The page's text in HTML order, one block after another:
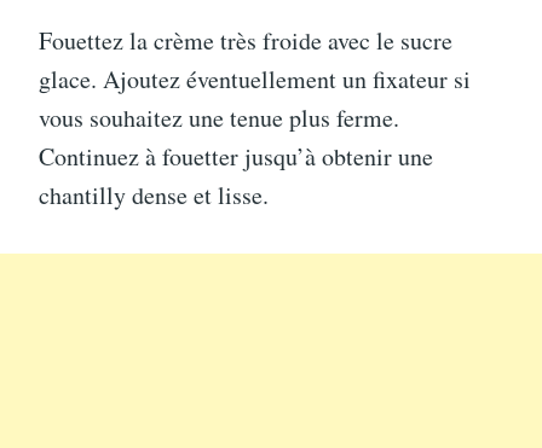
Fouettez la crème très froide avec le sucre
glace. Ajoutez éventuellement un fixateur si
vous souhaitez une tenue plus ferme.
Continuez à fouetter jusqu’à obtenir une
chantilly dense et lisse.